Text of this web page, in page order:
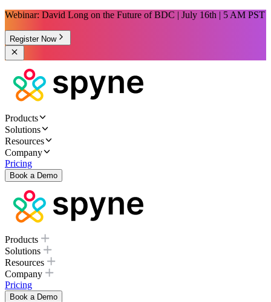
Webinar: David Long on the Future of BDC | July 16th | 5 AM PST
Register Now
Products
Solutions
Resources
Company
Pricing
Book a Demo
Products
Solutions
Resources
Company
Pricing
Book a Demo